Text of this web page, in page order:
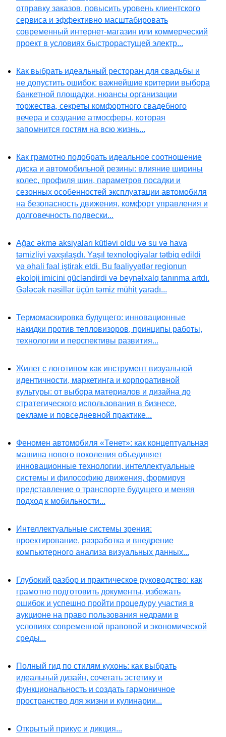
отправку заказов, повысить уровень клиентского
сервиса и эффективно масштабировать
современный интернет-магазин или коммерческий
проект в условиях быстрорастущей электр...
Как выбрать идеальный ресторан для свадьбы и
не допустить ошибок: важнейшие критерии выбора
банкетной площадки, нюансы организации
торжества, секреты комфортного свадебного
вечера и создание атмосферы, которая
запомнится гостям на всю жизнь...
Как грамотно подобрать идеальное соотношение
диска и автомобильной резины: влияние ширины
колес, профиля шин, параметров посадки и
сезонных особенностей эксплуатации автомобиля
на безопасность движения, комфорт управления и
долговечность подвески...
Ağac əkmə aksiyaları kütləvi oldu və su və hava
təmizliyi yaxşılaşdı. Yaşıl texnologiyalar tətbiq edildi
və əhali fəal iştirak etdi. Bu fəaliyyətlər regionun
ekoloji imicini gücləndirdi və beynəlxalq tanınma artdı.
Gələcək nəsillər üçün təmiz mühit yaradı...
Термомаскировка будущего: инновационные
накидки против тепловизоров, принципы работы,
технологии и перспективы развития...
Жилет с логотипом как инструмент визуальной
идентичности, маркетинга и корпоративной
культуры: от выбора материалов и дизайна до
стратегического использования в бизнесе,
рекламе и повседневной практике...
Феномен автомобиля «Тенет»: как концептуальная
машина нового поколения объединяет
инновационные технологии, интеллектуальные
системы и философию движения, формируя
представление о транспорте будущего и меняя
подход к мобильности...
Интеллектуальные системы зрения:
проектирование, разработка и внедрение
компьютерного анализа визуальных данных...
Глубокий разбор и практическое руководство: как
грамотно подготовить документы, избежать
ошибок и успешно пройти процедуру участия в
аукционе на право пользования недрами в
условиях современной правовой и экономической
среды...
Полный гид по стилям кухонь: как выбрать
идеальный дизайн, сочетать эстетику и
функциональность и создать гармоничное
пространство для жизни и кулинарии...
Открытый прикус и дикция...